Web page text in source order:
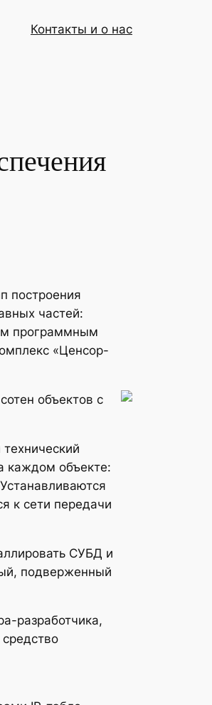
Контакты и о нас
построения
частей:
программным
«Ценсор-
объектов с
каждом объекте:
к сети передачи
СУБД и
подверженный
разработчика,